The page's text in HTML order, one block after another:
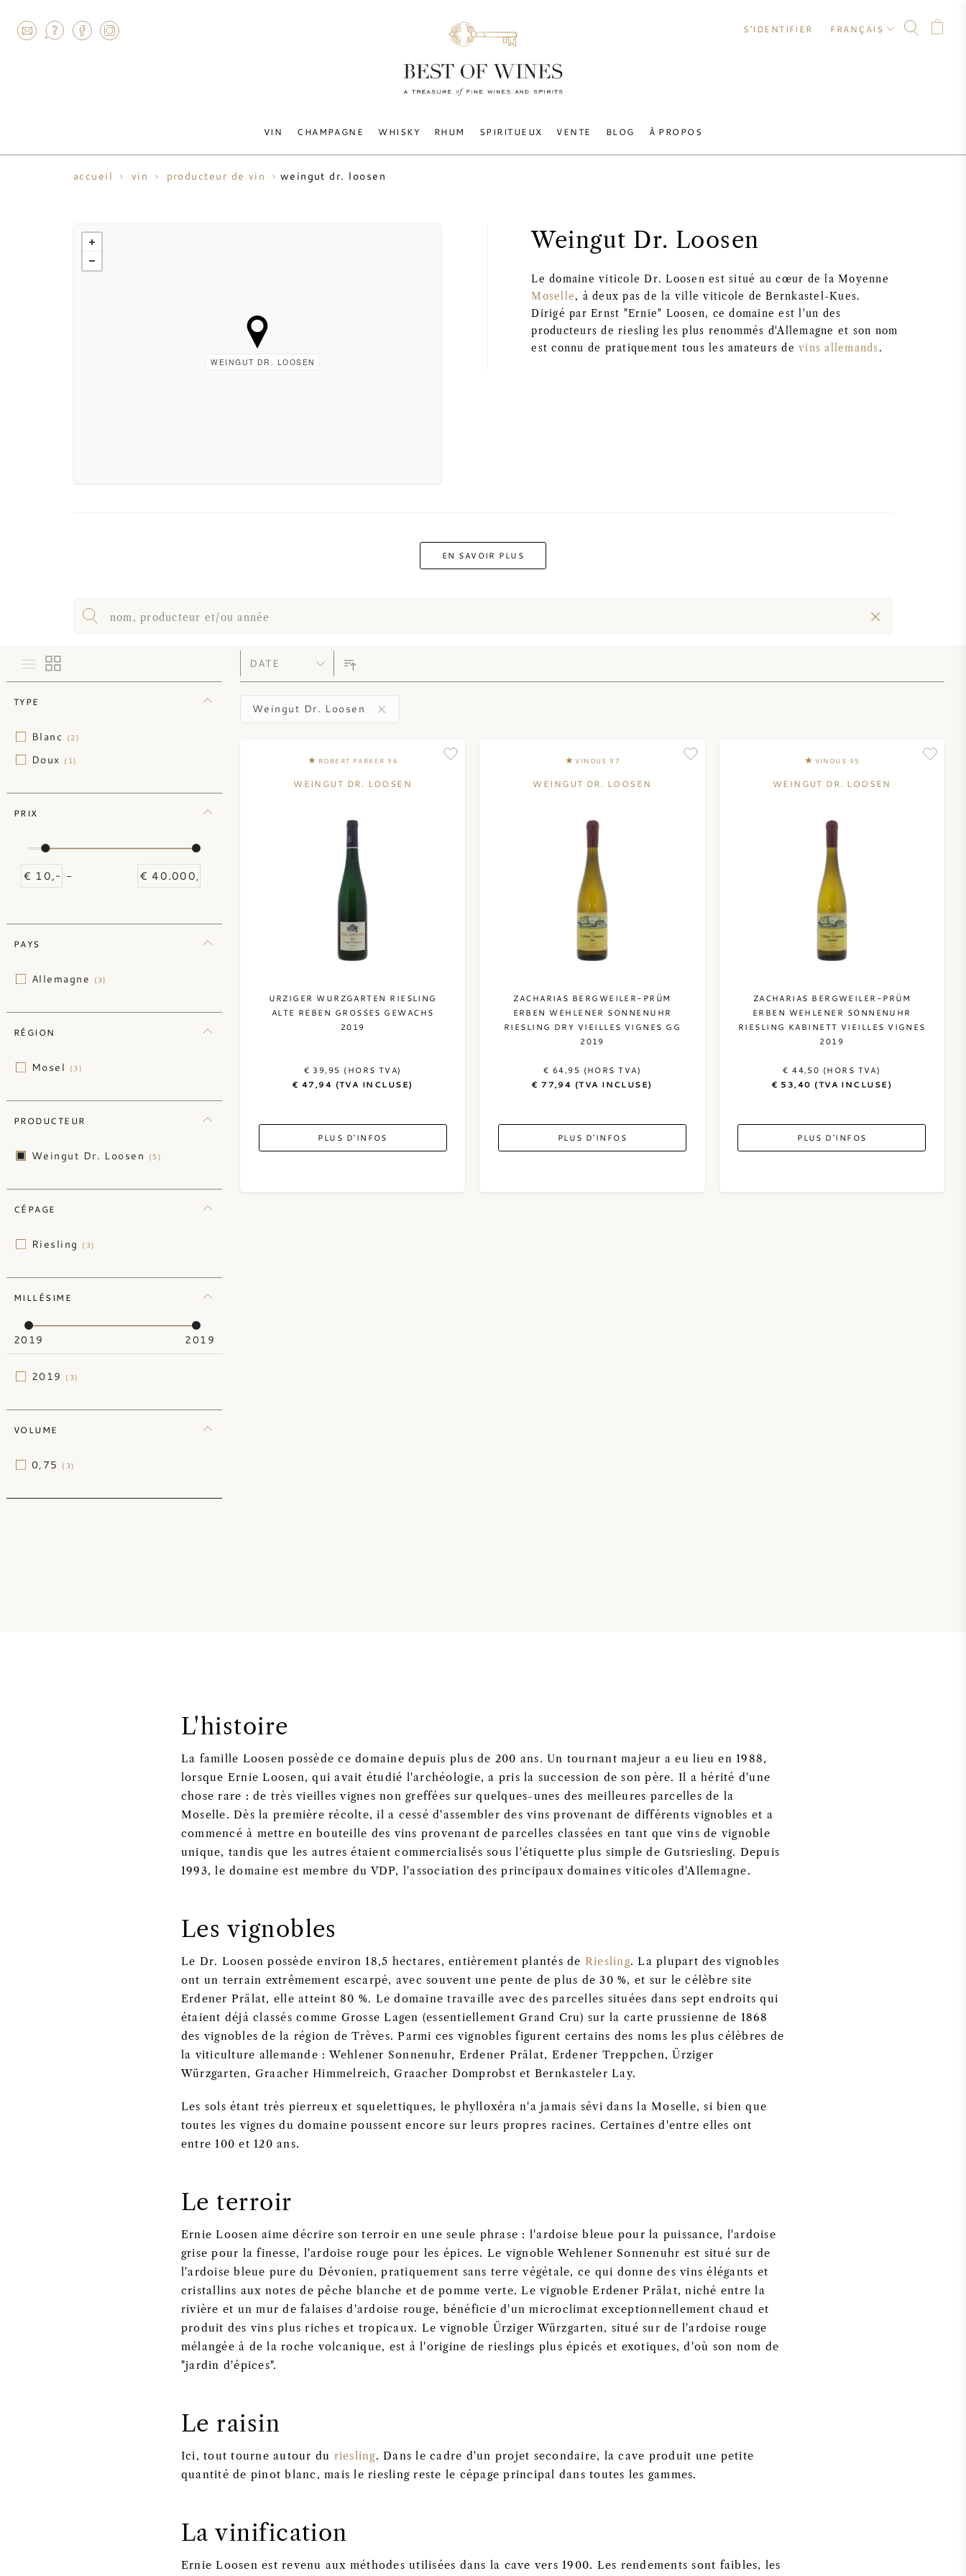
VIN CHAMPAGNE WHISKY RHUM SPIRITUEUX VENTE BLOG À PROPOS
S'IDENTIFIER FRANÇAIS
accueil vin producteur de vin weingut dr. loosen
WEINGUT DR. LOOSEN
Weingut Dr. Loosen
Le domaine viticole Dr. Loosen est situé au cœur de la Moyenne
Moselle, à deux pas de la ville viticole de Bernkastel-Kues.
Dirigé par Ernst "Ernie" Loosen, ce domaine est l'un des
producteurs de riesling les plus renommés d'Allemagne et son nom
est connu de pratiquement tous les amateurs devins allemands.
EN SAVOIR PLUS
TYPE
Blanc (2)
Doux (1)
PRIX
-
PAYS
Allemagne (3)
RÉGION
Mosel (3)
PRODUCTEUR
Weingut Dr. Loosen (5)
CÉPAGE
Riesling (3)
MILLÉSIME
2019 2019
2019 (3)
VOLUME
0,75 (3)
Weingut Dr. Loosen
ROBERT PARKER 96
WEINGUT DR. LOOSEN
URZIGER WURZGARTEN RIESLING
ALTE REBEN GROSSES GEWACHS
2019
€ 39,95 (HORS TVA)
€ 47,94 (TVA INCLUSE)
PLUS D'INFOS
VINOUS 97
WEINGUT DR. LOOSEN
ZACHARIAS BERGWEILER-PRÜM
ERBEN WEHLENER SONNENUHR
RIESLING DRY VIEILLES VIGNES GG
2019
€ 64,95 (HORS TVA)
€ 77,94 (TVA INCLUSE)
PLUS D'INFOS
VINOUS 95
WEINGUT DR. LOOSEN
ZACHARIAS BERGWEILER-PRÜM
ERBEN WEHLENER SONNENUHR
RIESLING KABINETT VIEILLES VIGNES
2019
€ 44,50 (HORS TVA)
€ 53,40 (TVA INCLUSE)
PLUS D'INFOS
L'histoire
La famille Loosen possède ce domaine depuis plus de 200 ans. Un tournant majeur a eu lieu en 1988,
lorsque Ernie Loosen, qui avait étudié l'archéologie, a pris la succession de son père. Il a hérité d'une
chose rare : de très vieilles vignes non greffées sur quelques-unes des meilleures parcelles de la
Moselle. Dès la première récolte, il a cessé d'assembler des vins provenant de différents vignobles et a
commencé à mettre en bouteille des vins provenant de parcelles classées en tant que vins de vignoble
unique, tandis que les autres étaient commercialisés sous l'étiquette plus simple de Gutsriesling. Depuis
1993, le domaine est membre du VDP, l'association des principaux domaines viticoles d'Allemagne.
Les vignobles
Le Dr. Loosen possède environ 18,5 hectares, entièrement plantés de Riesling. La plupart des vignobles
ont un terrain extrêmement escarpé, avec souvent une pente de plus de 30 %, et sur le célèbre site
Erdener Prälat, elle atteint 80 %. Le domaine travaille avec des parcelles situées dans sept endroits qui
étaient déjà classés comme Grosse Lagen (essentiellement Grand Cru) sur la carte prussienne de 1868
des vignobles de la région de Trèves. Parmi ces vignobles figurent certains des noms les plus célèbres de
la viticulture allemande : Wehlener Sonnenuhr, Erdener Prälat, Erdener Treppchen, Ürziger
Würzgarten, Graacher Himmelreich, Graacher Domprobst et Bernkasteler Lay.
Les sols étant très pierreux et squelettiques, le phylloxéra n'a jamais sévi dans la Moselle, si bien que
toutes les vignes du domaine poussent encore sur leurs propres racines. Certaines d'entre elles ont
entre 100 et 120 ans.
Le terroir
Ernie Loosen aime décrire son terroir en une seule phrase : l'ardoise bleue pour la puissance, l'ardoise
grise pour la finesse, l'ardoise rouge pour les épices. Le vignoble Wehlener Sonnenuhr est situé sur de
l'ardoise bleue pure du Dévonien, pratiquement sans terre végétale, ce qui donne des vins élégants et
cristallins aux notes de pêche blanche et de pomme verte. Le vignoble Erdener Prälat, niché entre la
rivière et un mur de falaises d'ardoise rouge, bénéficie d'un microclimat exceptionnellement chaud et
produit des vins plus riches et tropicaux. Le vignoble Ürziger Würzgarten, situé sur de l'ardoise rouge
mélangée à de la roche volcanique, est à l'origine de rieslings plus épicés et exotiques, d'où son nom de
"jardin d'épices".
Le raisin
Ici, tout tourne autour du riesling. Dans le cadre d'un projet secondaire, la cave produit une petite
quantité de pinot blanc, mais le riesling reste le cépage principal dans toutes les gammes.
La vinification
Ernie Loosen est revenu aux méthodes utilisées dans la cave vers 1900. Les rendements sont faibles, les